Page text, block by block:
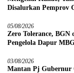
Disalurkan Pemprov
05/08/2026
Zero Tolerance,
Pengelola Dapur
03/08/2026
Mantan Pj Gubernur